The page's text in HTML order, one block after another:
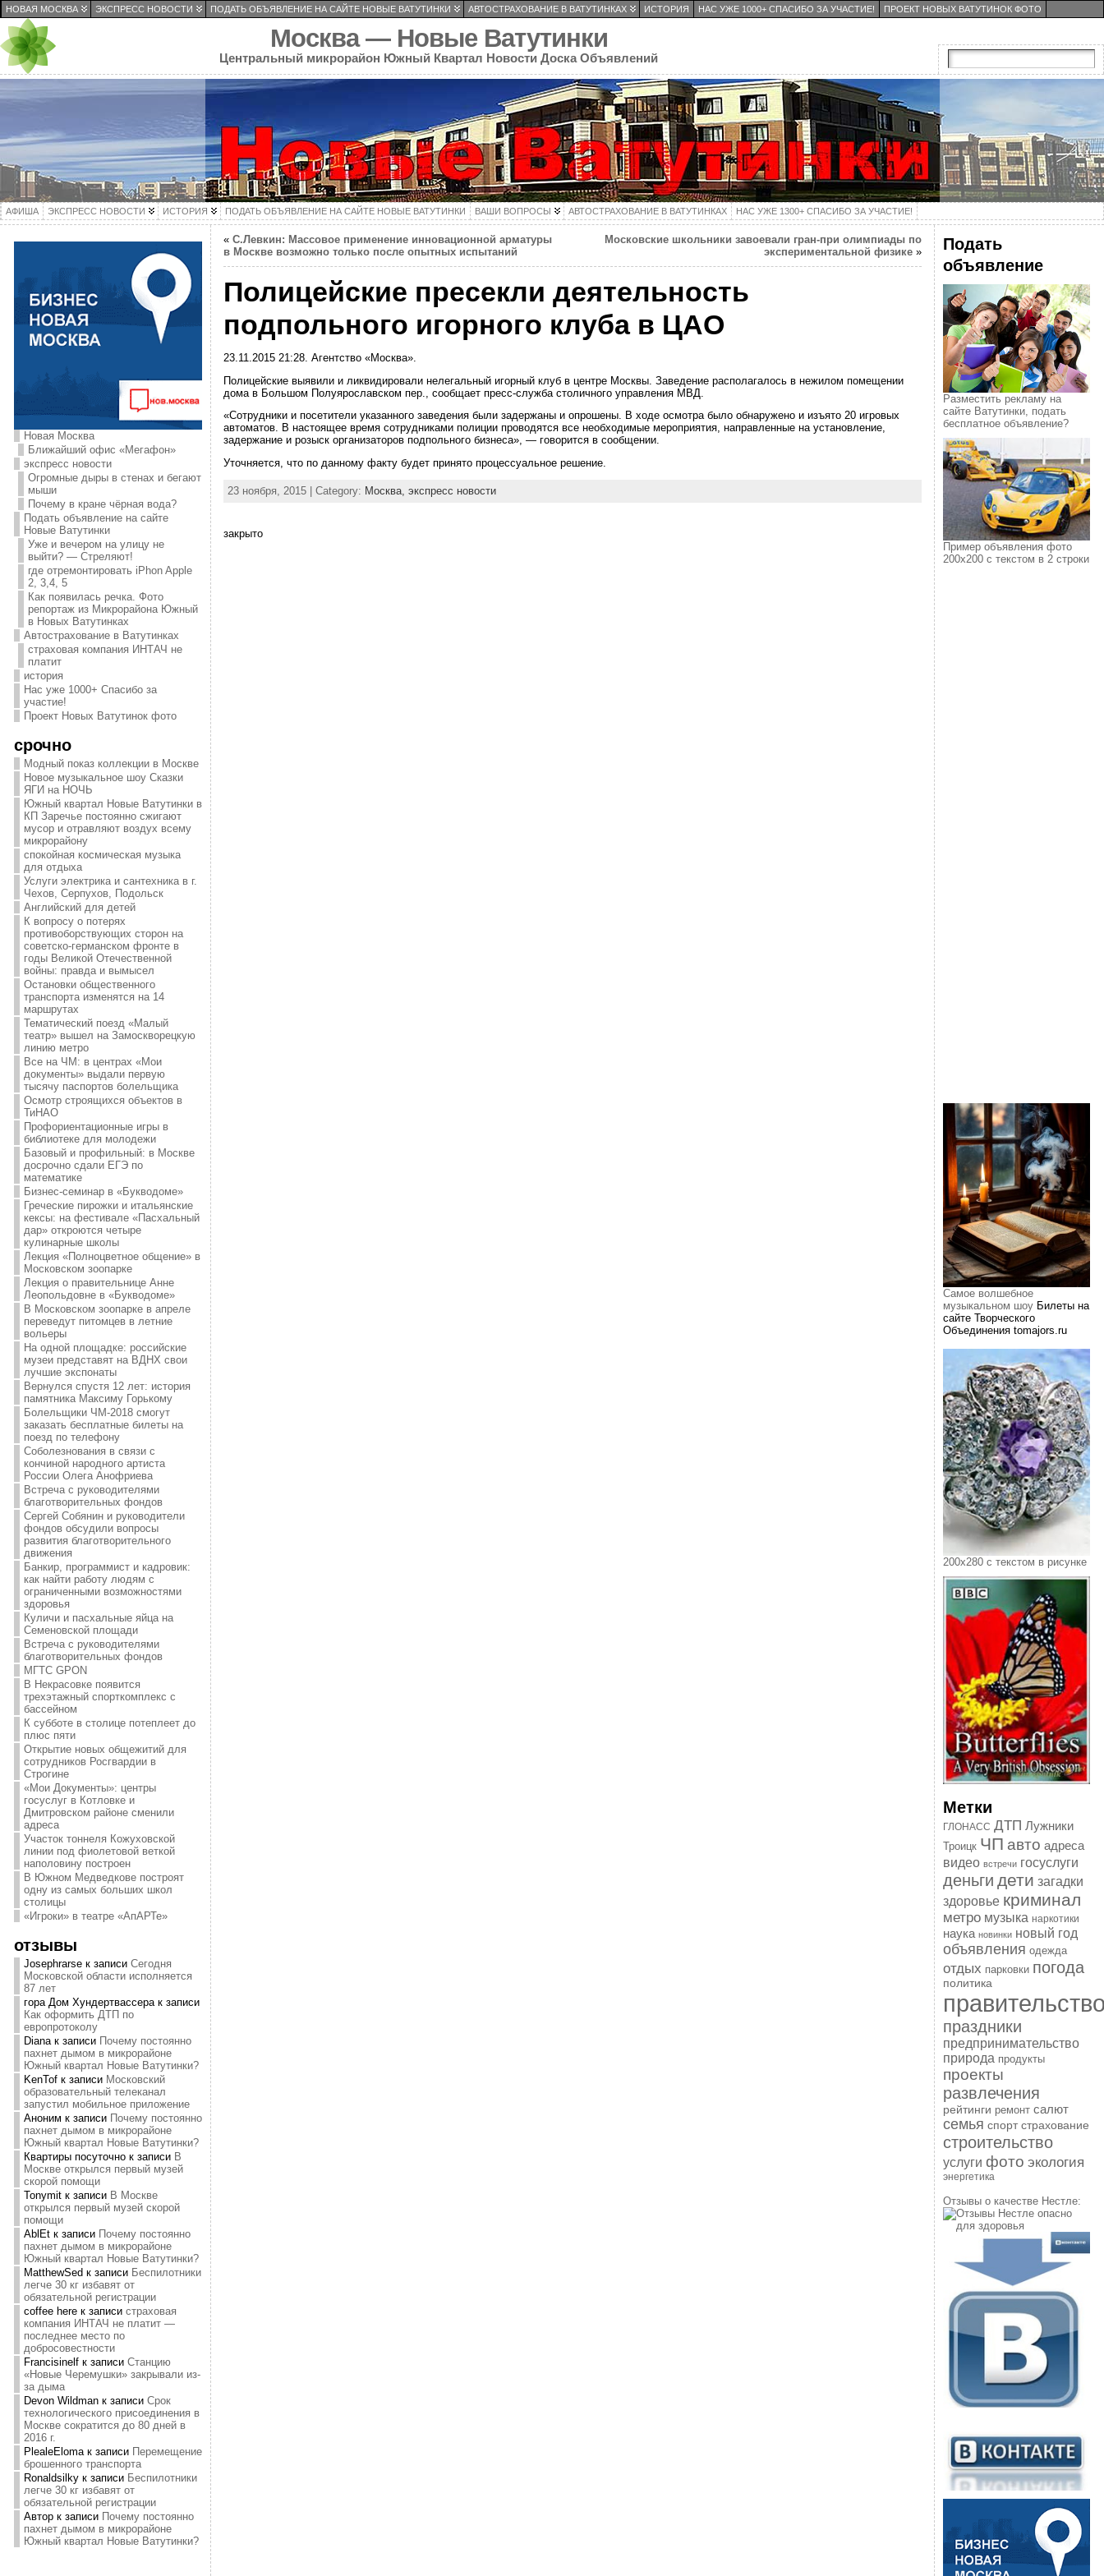
НОВАЯ МОСКВА ЭКСПРЕСС НОВОСТИ ПОДАТЬ ОБЪЯВЛЕНИЕ НА САЙТЕ НОВЫЕ ВАТУТИНКИ АВТОСТРАХОВАНИЕ В ВАТУТИНКАХ ИСТОРИЯ НАС УЖЕ 1000+ СПАСИБО ЗА УЧАСТИЕ! ПРОЕКТ НОВЫХ ВАТУТИНОК ФОТО
Москва — Новые Ватутинки
Центральный микрорайон Южный Квартал Новости Доска Объявлений
АФИША ЭКСПРЕСС НОВОСТИ ИСТОРИЯ ПОДАТЬ ОБЪЯВЛЕНИЕ НА САЙТЕ НОВЫЕ ВАТУТИНКИ ВАШИ ВОПРОСЫ АВТОСТРАХОВАНИЕ В ВАТУТИНКАХ НАС УЖЕ 1300+ СПАСИБО ЗА УЧАСТИЕ!
Новая Москва
Ближайший офис «Мегафон»
экспресс новости
Огромные дыры в стенах и бегают
мыши
Почему в кране чёрная вода?
Подать объявление на сайте
Новые Ватутинки
Уже и вечером на улицу не
выйти? — Стреляют!
где отремонтировать iPhon Apple
2, 3,4, 5
Как появилась речка. Фото
репортаж из Микрорайона Южный
в Новых Ватутинках
Автострахование в Ватутинках
страховая компания ИНТАЧ не
платит
история
Нас уже 1000+ Спасибо за
участие!
Проект Новых Ватутинок фото
срочно
Модный показ коллекции в Москве
Новое музыкальное шоу Сказки
ЯГИ на НОЧЬ
Южный квартал Новые Ватутинки в
КП Заречье постоянно сжигают
мусор и отравляют воздух всему
микрорайону
спокойная космическая музыка
для отдыха
Услуги электрика и сантехника в г.
Чехов, Серпухов, Подольск
Английский для детей
К вопросу о потерях
противоборствующих сторон на
советско-германском фронте в
годы Великой Отечественной
войны: правда и вымысел
Остановки общественного
транспорта изменятся на 14
маршрутах
Тематический поезд «Малый
театр» вышел на Замоскворецкую
линию метро
Все на ЧМ: в центрах «Мои
документы» выдали первую
тысячу паспортов болельщика
Осмотр строящихся объектов в
ТиНАО
Профориентационные игры в
библиотеке для молодежи
Базовый и профильный: в Москве
досрочно сдали ЕГЭ по
математике
Бизнес-семинар в «Букводоме»
Греческие пирожки и итальянские
кексы: на фестивале «Пасхальный
дар» откроются четыре
кулинарные школы
Лекция «Полноцветное общение» в
Московском зоопарке
Лекция о правительнице Анне
Леопольдовне в «Букводоме»
В Московском зоопарке в апреле
переведут питомцев в летние
вольеры
На одной площадке: российские
музеи представят на ВДНХ свои
лучшие экспонаты
Вернулся спустя 12 лет: история
памятника Максиму Горькому
Болельщики ЧМ-2018 смогут
заказать бесплатные билеты на
поезд по телефону
Соболезнования в связи с
кончиной народного артиста
России Олега Анофриева
Встреча с руководителями
благотворительных фондов
Сергей Собянин и руководители
фондов обсудили вопросы
развития благотворительного
движения
Банкир, программист и кадровик:
как найти работу людям с
ограниченными возможностями
здоровья
Куличи и пасхальные яйца на
Семеновской площади
Встреча с руководителями
благотворительных фондов
МГТС GPON
В Некрасовке появится
трехэтажный спорткомплекс с
бассейном
К субботе в столице потеплеет до
плюс пяти
Открытие новых общежитий для
сотрудников Росгвардии в
Строгине
«Мои Документы»: центры
госуслуг в Котловке и
Дмитровском районе сменили
адреса
Участок тоннеля Кожуховской
линии под фиолетовой веткой
наполовину построен
В Южном Медведкове построят
одну из самых больших школ
столицы
«Игроки» в театре «АпАРТе»
отзывы
Josephrarseк записи Сегодня
Московской области исполняется
87 лет
гора Дом Хундертвассерак записи
Как оформить ДТП по
европротоколу
Dianaк записи Почему постоянно
пахнет дымом в микрорайоне
Южный квартал Новые Ватутинки?
KenTofк записи Московский
образовательный телеканал
запустил мобильное приложение
Аноним к записи Почему постоянно
пахнет дымом в микрорайоне
Южный квартал Новые Ватутинки?
Квартиры посуточнок записи В
Москве открылся первый музей
скорой помощи
Tonymitк записи В Москве
открылся первый музей скорой
помощи
AblEtк записи Почему постоянно
пахнет дымом в микрорайоне
Южный квартал Новые Ватутинки?
MatthewSed к записи Беспилотники
легче 30 кг избавят от
обязательной регистрации
coffee hereк записи страховая
компания ИНТАЧ не платит —
последнее место по
добросовестности
Francisinelfк записи Станцию
«Новые Черемушки» закрывали из-
за дыма
Devon Wildmanк записи Срок
технологического присоединения в
Москве сократится до 80 дней в
2016 г.
PlealeElomaк записи Перемещение
брошенного транспорта
Ronaldsilkyк записи Беспилотники
легче 30 кг избавят от
обязательной регистрации
Авторк записи Почему постоянно
пахнет дымом в микрорайоне
Южный квартал Новые Ватутинки?
« С.Левкин: Массовое применение инновационной арматуры
в Москве возможно только после опытных испытаний
Московские школьники завоевали гран-при олимпиады по
экспериментальной физике»
Полицейские пресекли деятельность
подпольного игорного клуба в ЦАО
23.11.2015 21:28. Агентство «Москва».
Полицейские выявили и ликвидировали нелегальный игорный клуб в центре Москвы. Заведение располагалось в нежилом помещении
дома в Большом Полуярославском пер., сообщает пресс-служба столичного управления МВД.
«Сотрудники и посетители указанного заведения были задержаны и опрошены. В ходе осмотра было обнаружено и изъято 20 игровых
автоматов. В настоящее время сотрудниками полиции проводятся все необходимые мероприятия, направленные на установление,
задержание и розыск организаторов подпольного бизнеса», — говорится в сообщении.
Уточняется, что по данному факту будет принято процессуальное решение.
23 ноября, 2015 | Category: Москва, экспресс новости
закрыто
Подать
объявление
Разместить рекламу на
сайте Ватутинки, подать
бесплатное объявление?
Пример объявления фото
200х200 с текстом в 2 строки
Самое волшебное
музыкальном шоуБилеты на
сайте Творческого
Объединения tomajors.ru
200х280 с текстом в рисунке
Метки
ГЛОНАСС ДТП Лужники
Троицк ЧП авто адреса
видео встречи госуслуги
деньги дети загадки
здоровье криминал
метро музыка наркотики
наука новинки новый год
объявления одежда
отдых парковки погода
политика
праздники
предпринимательство
природа продукты
проекты
развлечения
рейтинги ремонт салют
семья спорт страхование
строительство
услуги фото экология
энергетика
Отзывы о качестве Нестле: